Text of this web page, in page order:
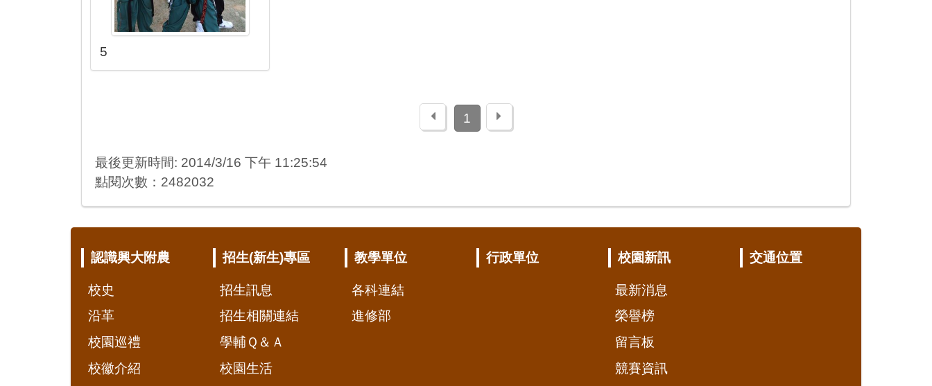
5
上一頁1 下一頁
最後更新時間: 2014/3/16 下午 11:25:54
點閱次數：2482032
認識興大附農
校史
沿革
校園巡禮
校徽介紹
招生(新生)專區
招生訊息
招生相關連結
學輔Ｑ＆Ａ
校園生活
教學單位
各科連結
進修部
行政單位 校園新訊
最新消息
榮譽榜
留言板
競賽資訊
交通位置